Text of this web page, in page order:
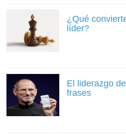
¿Qué
líder?
El liderazgo
frases